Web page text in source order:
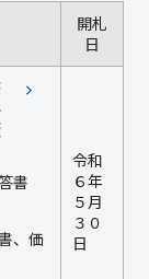
開札
日
書
、価
令和
６年
５月
３０
日